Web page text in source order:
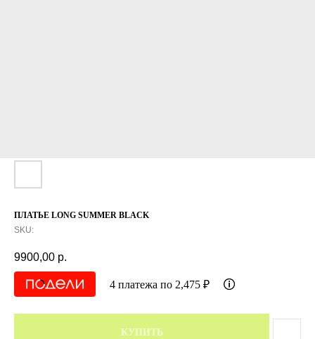
ПЛАТЬЕ LONG SUMMER BLACK
SKU:
9900,00 р.
4 платежа по 2,475 ₽
КУПИТЬ